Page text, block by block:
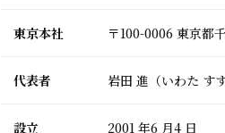
東京本社 〒100-0006 東京都
代表者 岩田 進（いわた すす
設立 2001 年6 月4 日